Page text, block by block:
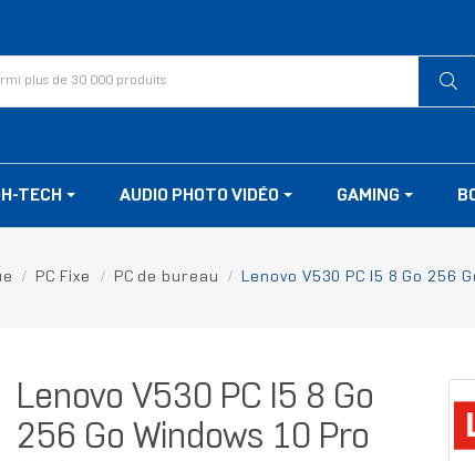
TECH AUDIO PHOTO VIDÉO GAMING
PC Fixe PC de bureau Lenovo V530 PC I5 8 Go 256
Lenovo V530 PC I5 8 Go
256 Go Windows 10 Pro